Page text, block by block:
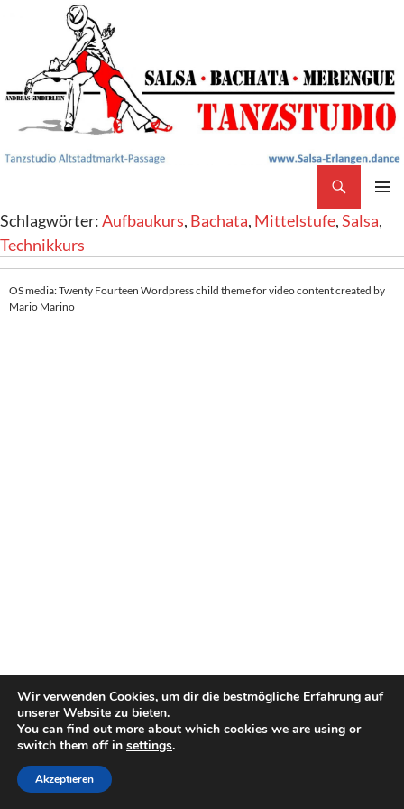
MENU
TO
CONTENT
Schlagwörter:Aufbaukurs, Bachata, Mittelstufe,Salsa,
Technikkurs
OS media: Twenty Fourteen Wordpress child theme for video content created by
Mario Marino
Wir verwenden Cookies, um dir die bestmögliche Erfahrung auf
unserer Website zu bieten.
You can find out more about which cookies we are using or
switch them off in settings.
Akzeptieren